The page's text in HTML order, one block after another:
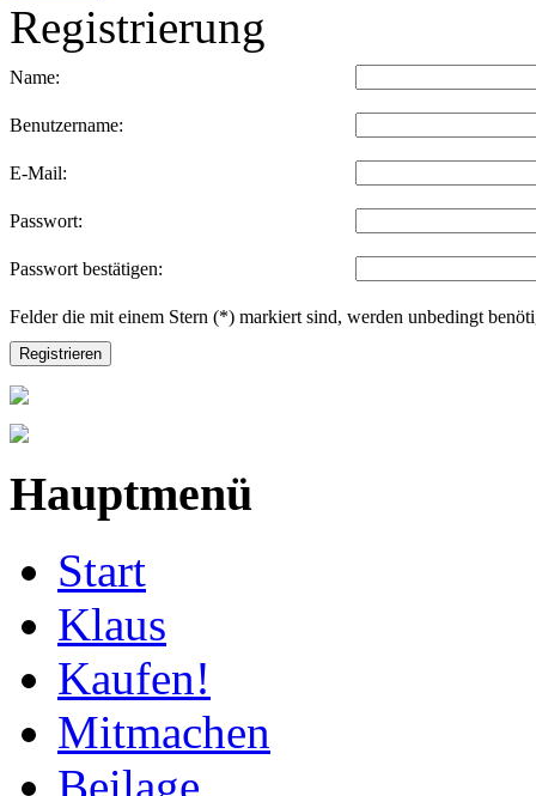
Registrierung
Name:
Benutzername:
E-Mail:
Passwort:
Passwort bestätigen:
Felder die mit einem Stern (*) markiert sind, werden unbedingt
Registrieren
Hauptmenü
Start
Klaus
Kaufen!
Mitmachen